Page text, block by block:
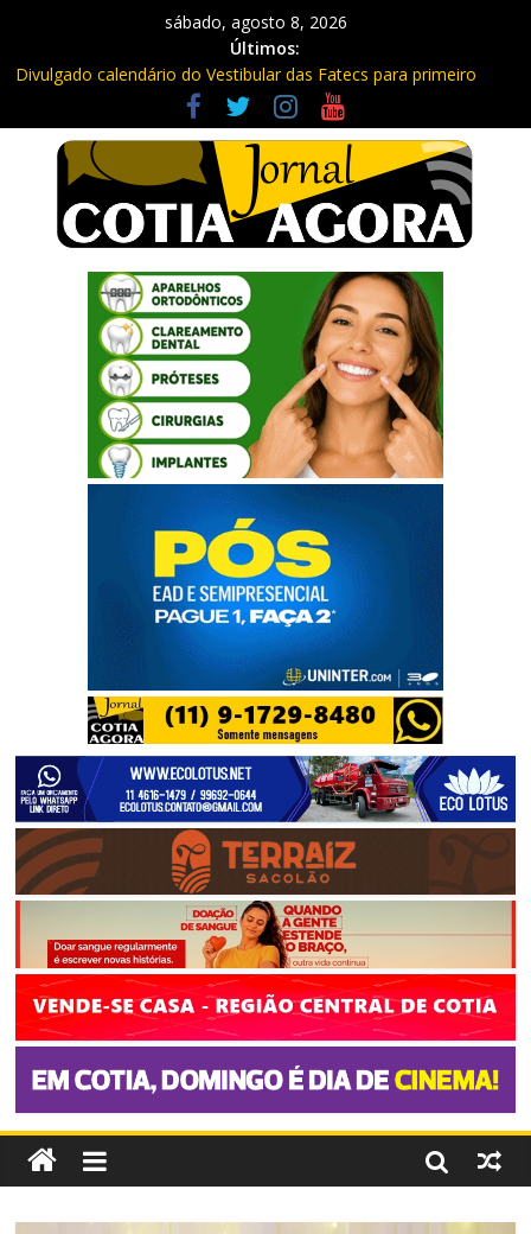
sábado, agosto 8, 2026
Últimos:
Divulgado calendário do Vestibular das Fatecs para primeiro
Mapa da Desigualdade da Grande SP: Vargem Grande Paulista
em boa posição. Cotia entre as últimas do ranking
Morador denuncia furto de cabos em postes na Estrada da
Roselândia
Itapevi: Em duas ocorrências, PM recupera carga roubada,
Sebrae promove curso de compras públicas em Vargem Grande